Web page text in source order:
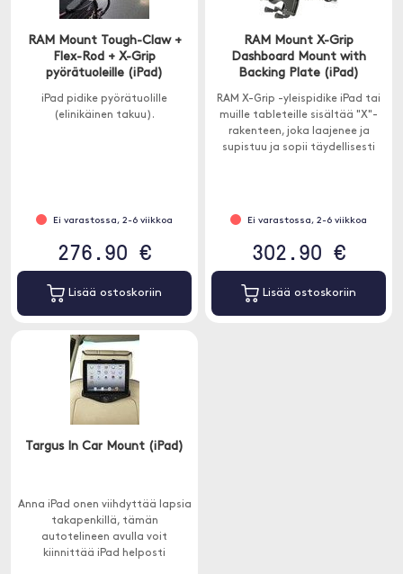
RAM Mount Tough-Claw +
Flex-Rod + X-Grip
pyörätuoleille (iPad)
iPad pidike pyörätuolille
(elinikäinen takuu).
Ei varastossa, 2-6 viikkoa
276.90 €
Lisää ostoskoriin
RAM Mount X-Grip
Dashboard Mount with
Backing Plate (iPad)
RAM X-Grip -yleispidike iPad tai
muille tableteille sisältää "X"-
rakenteen, joka laajenee ja
supistuu ja sopii täydellisesti
Ei varastossa, 2-6 viikkoa
302.90 €
Lisää ostoskoriin
Targus In Car Mount (iPad)
Anna iPad onen viihdyttää lapsia
takapenkillä, tämän
autotelineen avulla voit
kiinnittää iPad helposti